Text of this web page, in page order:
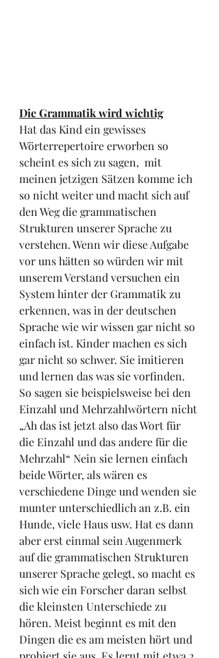
Die Grammatik wird wichtig
Hat das Kind ein gewisses
Wörterrepertoire erworben so
scheint es sich zu sagen,  mit
meinen jetzigen Sätzen komme ich
so nicht weiter und macht sich auf
den Weg die grammatischen
Strukturen unserer Sprache zu
verstehen. Wenn wir diese Aufgabe
vor uns hätten so würden wir mit
unserem Verstand versuchen ein
System hinter der Grammatik zu
erkennen, was in der deutschen
Sprache wie wir wissen gar nicht so
einfach ist. Kinder machen es sich
gar nicht so schwer. Sie imitieren
und lernen das was sie vorfinden.
So sagen sie beispielsweise bei den
Einzahl und Mehrzahlwörtern nicht
„Ah das ist jetzt also das Wort für
die Einzahl und das andere für die
Mehrzahl“ Nein sie lernen einfach
beide Wörter, als wären es
verschiedene Dinge und wenden sie
munter unterschiedlich an z.B. ein
Hunde, viele Haus usw. Hat es dann
aber erst einmal sein Augenmerk
auf die grammatischen Strukturen
unserer Sprache gelegt, so macht es
sich wie ein Forscher daran selbst
die kleinsten Unterschiede zu
hören. Meist beginnt es mit den
Dingen die es am meisten hört und